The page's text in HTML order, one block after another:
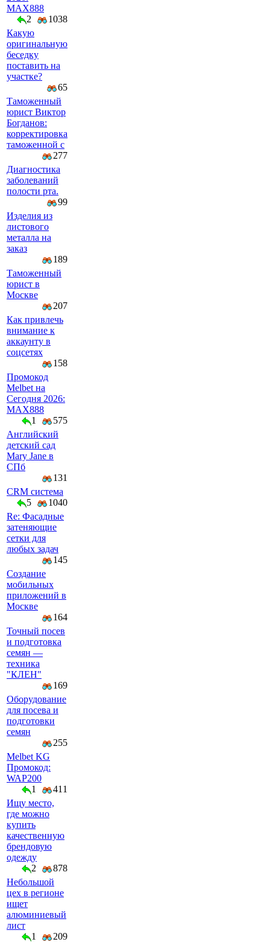
MAX888
2
1038
Какую
оригинальную
беседку
поставить на
участке?
65
Таможенный
юрист Виктор
Богданов:
корректировка
таможенной с
277
Диагностика
заболеваний
полости рта.
99
Изделия из
листового
металла на
заказ
189
Таможенный
юрист в
Москве
207
Как привлечь
внимание к
аккаунту в
соцсетях
158
Промокод
Melbet на
Сегодня 2026:
MAX888
1
575
Английский
детский сад
Mary Jane в
СПб
131
CRM система
5
1040
Re: Фасадные
затеняющие
сетки для
любых задач
145
Создание
мобильных
приложений в
Москве
164
Точный посев
и подготовка
семян —
техника
"КЛЕН"
169
Оборудование
для посева и
подготовки
семян
255
Melbet KG
Промокод:
WAP200
1
411
Ищу место,
где можно
купить
качественную
брендовую
одежду
2
878
Небольшой
цех в регионе
ищет
алюминиевый
лист
1
209